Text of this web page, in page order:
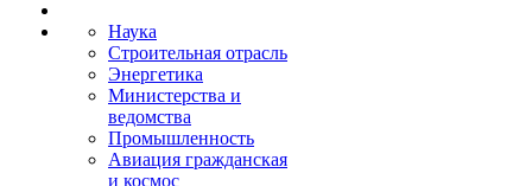
Наука
Строительная отрасль
Энергетика
Министерства и
ведомства
Промышленность
Авиация гражданская
и космос